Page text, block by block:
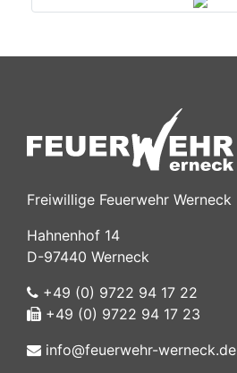
Previous
Freiwillige Feuerwehr Werneck
Hahnenhof 14
D-97440 Werneck
+49 (0) 9722 94 17 22
+49 (0) 9722 94 17 23
info@feuerwehr-werneck.de